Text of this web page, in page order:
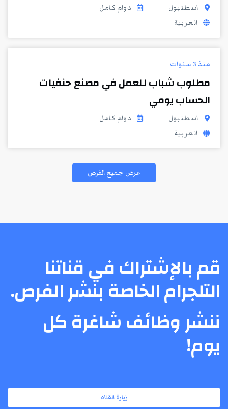
اسطنبول
دوام كامل
العربية
منذ 3 سنوات
مطلوب شباب للعمل في مصنع حنفيات
الحساب يومي
اسطنبول
دوام كامل
العربية
عرض جميع الفرص
قم بالإشتراك في قناتنا
التلجرام الخاصة بنشر الفرص.
ننشر وظائف شاغرة كل
يوم!
زيارة القناة